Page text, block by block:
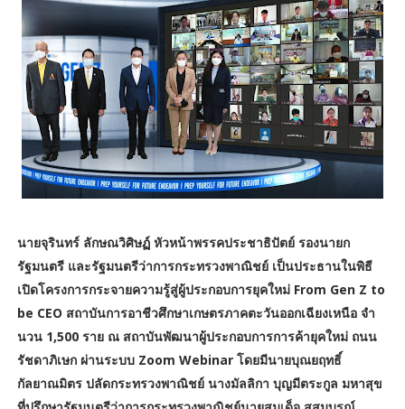
นายจุรินทร์ ลักษณวิศิษฏ์ หัวหน้าพรรคประชาธิปัตย์ รองนายก
รัฐมนตรี และรัฐมนตรีว่าการกระทรวงพาณิชย์ เป็นประธานในพิธี
เปิดโครงการกระจายความรู้สู่ผู้ประกอบการยุคใหม่ From Gen Z to
be CEO สถาบันการอาชีวศึกษาเกษตรภาคตะวันออกเฉียงเหนือ จํา
นวน 1,500 ราย ณ สถาบันพัฒนาผู้ประกอบการการค้ายุคใหม่ ถนน
รัชดาภิเษก ผ่านระบบ Zoom Webinar โดยมีนายบุณยฤทธิ์
กัลยาณมิตร ปลัดกระทรวงพาณิชย์ นางมัลลิกา บุญมีตระกูล มหาสุข